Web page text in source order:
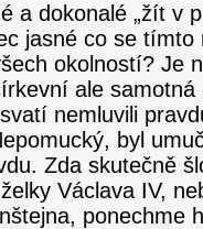
a dokonalé „žít v
jasné co se
okolností? Je
ale
nemluvili
byl
Zda skutečně
Václava IV,
ponechme